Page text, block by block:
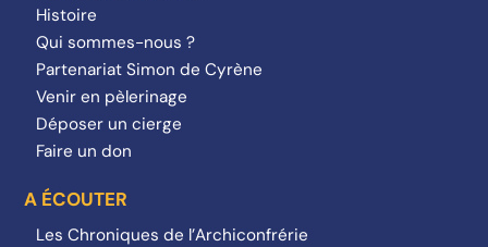
Histoire
Qui sommes-nous ?
Partenariat Simon de Cyrène
Venir en pèlerinage
Déposer un cierge
Faire un don
A ÉCOUTER
Les Chroniques de l’Archiconfrérie